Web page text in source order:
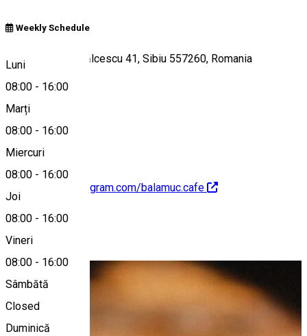
Weekly Schedule
Luni
08:00 - 16:00
Marți
08:00 - 16:00
Miercuri
08:00 - 16:00
Joi
08:00 - 16:00
Vineri
08:00 - 16:00
Sâmbătă
Closed
Duminică
Strada Nicolae Bălcescu 41, Sibiu 557260, Romania
Hartă
https://www.instagram.com/balamuc.cafe
Despre